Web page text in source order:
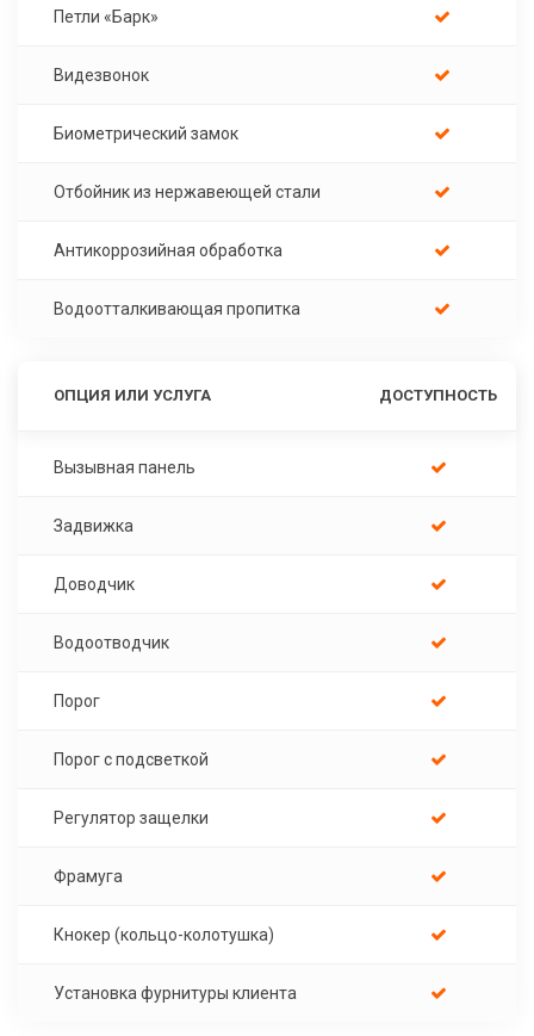
Петли «Барк»
Видезвонок
Биометрический замок
Отбойник из нержавеющей стали
Антикоррозийная обработка
Водоотталкивающая пропитка
ОПЦИЯ ИЛИ УСЛУГА ДОСТУПНОСТЬ
Вызывная панель
Задвижка
Доводчик
Водоотводчик
Порог
Порог с подсветкой
Регулятор защелки
Фрамуга
Кнокер (кольцо-колотушка)
Установка фурнитуры клиента